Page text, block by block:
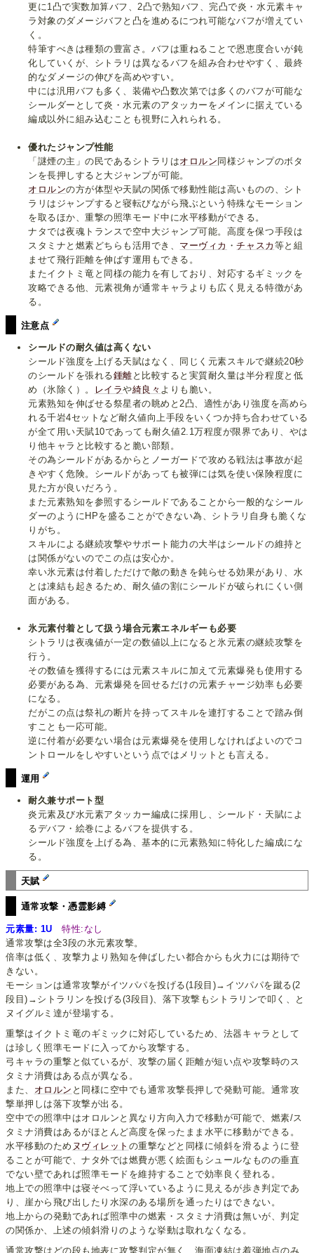
更に1凸で実数加算バフ、2凸で熟知バフ、完凸で炎・水元素キャ
ラ対象のダメージバフと凸を進めるにつれ可能なバフが増えてい
く。
特筆すべきは種類の豊富さ。バフは重ねることで恩恵度合いが鈍
化していくが、シトラリは異なるバフを組み合わせやすく、最終
的なダメージの伸びを高めやすい。
中には汎用バフも多く、装備や凸数次第では多くのバフが可能な
シールダーとして炎・水元素のアタッカーをメインに据えている
編成以外に組み込むことも視野に入れられる。
優れたジャンプ性能
「謎煙の主」の民であるシトラリはオロルン同様ジャンプのボタ
ンを長押しすると大ジャンプが可能。
オロルンの方が体型や天賦の関係で移動性能は高いものの、シト
ラリはジャンプすると寝転びながら飛ぶという特殊なモーション
を取るほか、重撃の照準モード中に水平移動ができる。
ナタでは夜魂トランスで空中大ジャンプ可能。高度を保つ手段は
スタミナと燃素どちらも活用でき、 マーヴィカ ・チャスカ 等と組
ませて飛行距離を伸ばす運用もできる。
またイクトミ竜と同様の能力を有しており、対応するギミックを
攻略できる他、元素視角が通常キャラよりも広く見える特徴があ
る。
注意点
シールドの耐久値は高くない
シールド強度を上げる天賦はなく、同じく元素スキルで継続20秒
のシールドを張れる鍾離 と比較すると実質耐久量は半分程度と低
め（氷除く）。
レイラや綺良々 よりも脆い。
元素熟知を伸ばせる祭星者の眺めと2凸、適性があり強度を高めら
れる千岩4セットなど耐久値向上手段をいくつか持ち合わせている
が全て用い天賦10であっても耐久値2.1万程度が限界であり、やは
り他キャラと比較すると脆い部類。
その為シールドがあるからとノーガードで攻める戦法は事故が起
きやすく危険。シールドがあっても被弾には気を使い保険程度に
見た方が良いだろう。
また元素熟知を参照するシールドであることから一般的なシール
ダーのようにHPを盛ることができない為、シトラリ自身も脆くな
りがち。
スキルによる継続攻撃やサポート能力の大半はシールドの維持と
は関係がないのでこの点は安心か。
幸い氷元素は付着しただけで敵の動きを鈍らせる効果があり、水
とは凍結も起きるため、耐久値の割にシールドが破られにくい側
面がある。
氷元素付着として扱う場合元素エネルギーも必要
シトラリは夜魂値が一定の数値以上になると氷元素の継続攻撃を
行う。
その数値を獲得するには元素スキルに加えて元素爆発も使用する
必要がある為、元素爆発を回せるだけの元素チャージ効率も必要
になる。
だがこの点は祭礼の断片を持ってスキルを連打することで踏み倒
すことも一応可能。
逆に付着が必要ない場合は元素爆発を使用しなければよいのでコ
ントロールをしやすいという点ではメリットとも言える。
運用
耐久兼サポート型
炎元素及び水元素アタッカー編成に採用し、シールド・天賦によ
るデバフ・絵巻によるバフを提供する。
シールド強度を上げる為、基本的に元素熟知に特化した編成にな
る。
天賦
通常攻撃・憑霊影縛
元素量: 1U
特性:なし
通常攻撃は全3段の氷元素攻撃。
倍率は低く、攻撃力より熟知を伸ばしたい都合からも火力には期待で
きない。
モーションは通常攻撃がイツパパを投げる(1段目)→イツパパを蹴る(2
段目)→シトラリンを投げる(3段目)、落下攻撃もシトラリンで叩く、と
ヌイグルミ達が登場する。
重撃はイクトミ竜のギミックに対応しているため、法器キャラとして
は珍しく照準モードに入ってから攻撃する。
弓キャラの重撃と似ているが、攻撃の届く距離が短い点や攻撃時のス
タミナ消費はある点が異なる。
また、 オロルン と同様に空中でも通常攻撃長押しで発動可能。通常攻
撃単押しは落下攻撃が出る。
空中での照準中はオロルンと異なり方向入力で移動が可能で、燃素/ス
タミナ消費はあるがほとんど高度を保ったまま水平に移動ができる。
水平移動のため ヌヴィレット の重撃などと同様に傾斜を滑るように登
ることが可能で、ナタ外では燃費が悪く絵面もシュールなものの垂直
でない壁であれば照準モードを維持することで効率良く登れる。
地上での照準中は寝そべって浮いているように見えるが歩き判定であ
り、崖から飛び出したり水深のある場所を通ったりはできない。
地上からの発動であれば照準中の燃素・スタミナ消費は無いが、判定
の関係か、上述の傾斜滑りのような挙動は取れなくなる。
通常攻撃はどの段も地表に攻撃判定が無く、海面凍結は着弾地点のみ